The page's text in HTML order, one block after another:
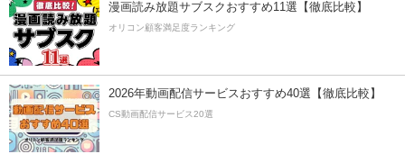
漫画読み放題サブスクおすすめ11選【徹底比較】
オリコン顧客満足度ランキング
2026年動画配信サービスおすすめ40選【徹底比較】
CS動画配信サービス20選